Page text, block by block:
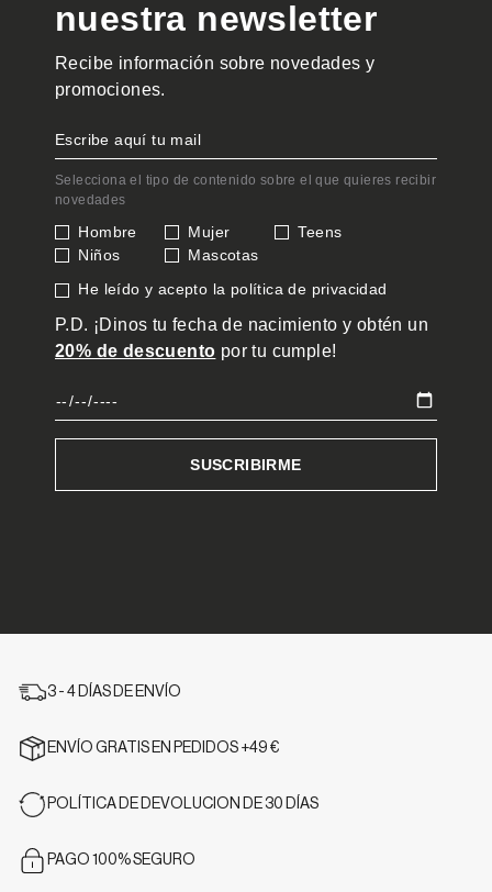
3 - 4 DÍAS DE ENVÍO
ENVÍO GRATIS EN PEDIDOS +49 €
POLÍTICA DE DEVOLUCION DE 30 DÍAS
PAGO 100% SEGURO